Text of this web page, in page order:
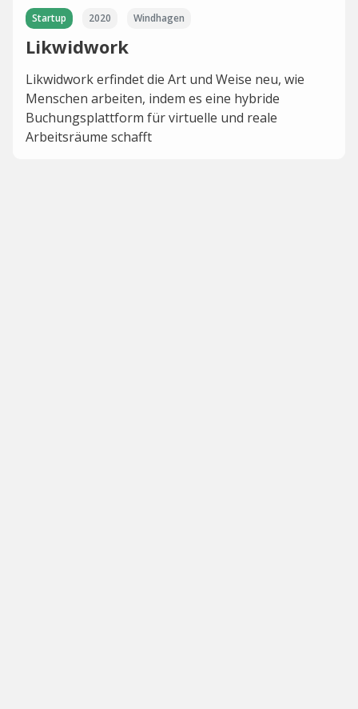
Startup 2020 Windhagen
Likwidwork
Likwidwork erfindet die Art und Weise neu, wie
Menschen arbeiten, indem es eine hybride
Buchungsplattform für virtuelle und reale
Arbeitsräume schafft